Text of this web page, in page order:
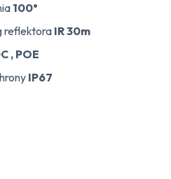
100°
reflektora IR 30m
, POE
IP67